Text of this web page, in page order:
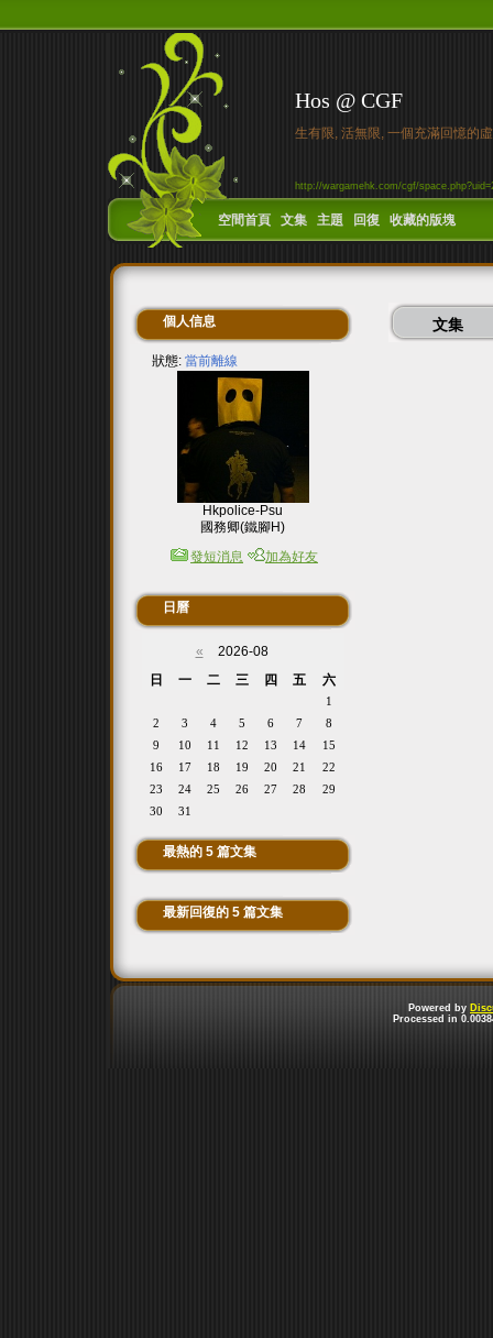
Hos @ CGF
生有限, 活無限, 一個充滿回憶的
http://wargamehk.com/cgf/
空間首頁 文集 主題 回復 收藏的版塊
個人信息
狀態: 當前離線
Hkpolice-Psu
國務卿(鐵腳H)
發短消息
加為好友
日曆
«
2026-08
日
一 二 三 四 五 六
1
2
3 4 5 6 7
8
9
10 11 12 13 14
15
16
17 18 19 20 21
22
23
24 25 26 27 28
29
30
31
最熱的 5 篇文集
最新回復的 5 篇文集
文集
Powered by
Processed in